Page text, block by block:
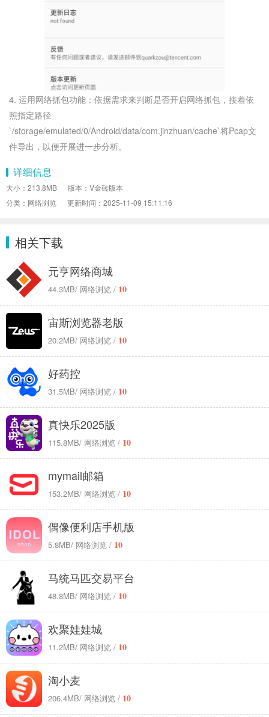
4. 运用网络抓包功能：依据需求来判断是否开启网络抓包，接着依
照指定路径
`/storage/emulated/0/Android/data/com.jinzhuan/cache`将Pcap文
件导出，以便开展进一步分析。
详细信息
大小：213.8MB
版本：V金砖版本
分类：网络浏览
更新时间：2025-11-09 15:11:16
相关下载
元亨网络商城
44.3MB/ 网络浏览 / 10
宙斯浏览器老版
20.2MB/ 网络浏览 / 10
好药控
31.5MB/ 网络浏览 / 10
真快乐2025版
115.8MB/ 网络浏览 / 10
mymail邮箱
153.2MB/ 网络浏览 / 10
偶像便利店手机版
5.8MB/ 网络浏览 / 10
马统马匹交易平台
48.8MB/ 网络浏览 / 10
欢聚娃娃城
11.2MB/ 网络浏览 / 10
淘小麦
206.4MB/ 网络浏览 / 10